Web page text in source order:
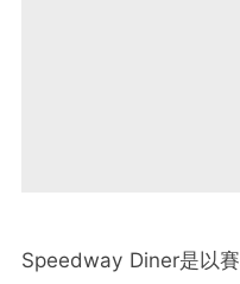
Speedway Diner是以